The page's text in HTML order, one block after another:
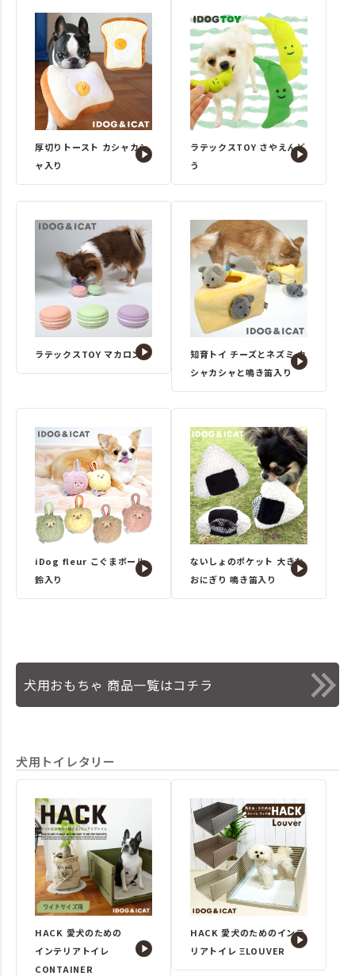
厚切りトースト カシャカシ
ャ入り
ラテックスTOY さやえんど
う
ラテックスTOY マカロン
知育トイ チーズとネズミ カ
シャカシャと鳴き笛入り
iDog fleur こぐまボール
鈴入り
ないしょのポケット 大きな
おにぎり 鳴き笛入り
犬用おもちゃ 商品一覧はコチラ
犬用トイレタリー
HACK 愛犬のための
インテリアトイレ
CONTAINER
HACK 愛犬のためのインテ
リアトイレ ΞLOUVER